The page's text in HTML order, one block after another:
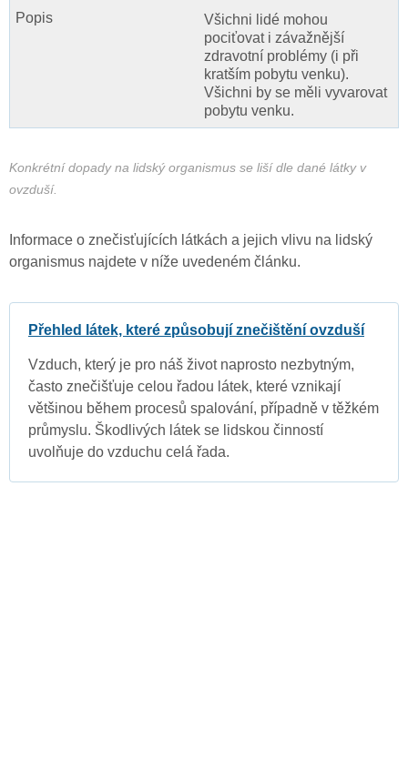
Všichni lidé mohou
pociťovat i závažnější
zdravotní problémy (i při
kratším pobytu venku).
Všichni by se měli vyvarovat
pobytu venku.
Konkrétní dopady na lidský organismus se liší dle dané látky v
ovzduší.
Informace o znečisťujících látkách a jejich vlivu na lidský
organismus najdete v níže uvedeném článku.
Přehled látek, které způsobují znečištění ovzduší
Vzduch, který je pro náš život naprosto nezbytným,
často znečišťuje celou řadou látek, které vznikají
většinou během procesů spalování, případně v těžkém
průmyslu. Škodlivých látek se lidskou činností
uvolňuje do vzduchu celá řada.